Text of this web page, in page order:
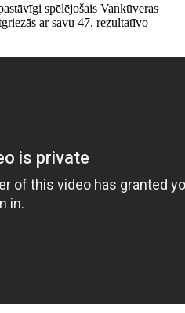
spēlējošais Vankūveras
ar savu 47. rezultatīvo